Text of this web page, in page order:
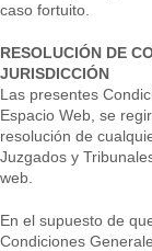
caso fortuito.
RESOLUCIÓN DE
JURISDICCIÓN
Las presentes
Espacio Web, se
resolución de
Juzgados y
web.
En el supuesto de
Condiciones